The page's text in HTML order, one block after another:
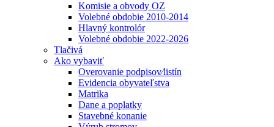
Komisie a obvody OZ
Volebné obdobie 2010-2014
Hlavný kontrolór
Volebné obdobie 2022-2026
Tlačivá
Ako vybaviť
Overovanie podpisov⁄listín
Evidencia obyvateľstva
Matrika
Dane a poplatky
Stavebné konanie